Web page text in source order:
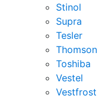
Stinol
Supra
Tesler
Thomson
Toshiba
Vestel
Vestfrost